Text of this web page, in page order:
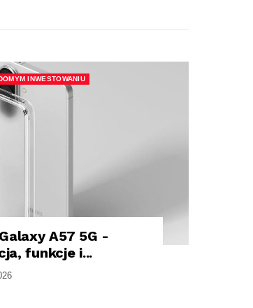
INWESTOWANIU
A57 5G -
funkcje i...